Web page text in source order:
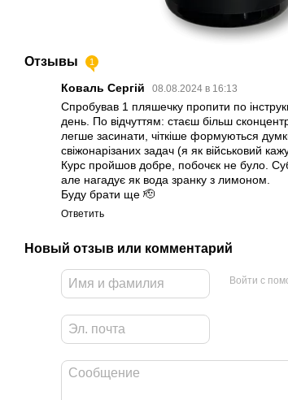
Отзывы 1
Коваль Сергій 08.08.2024 в 16:13
Спробував 1 пляшечку пропити по
день. По відчуттям: стаєш більш
легше засинати, чіткіше формуються
свіжонарізаних задач (я як військовий
Курс пройшов добре, побочєк не було.
але нагадує як вода зранку з лимоном.
Буду брати ще 🫡
Ответить
Новый отзыв или комментарий
Войти с